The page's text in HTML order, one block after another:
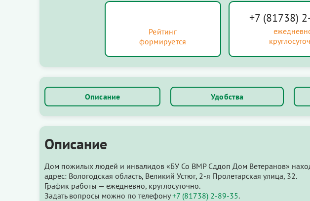
Рейтинг
формируется
+7 (81738)
Описание Удобства
Описание
Дом пожилых людей и инвалидов «БУ Со ВМР Сддоп Дом Ветеранов»
адрес: Вологодская область, Великий Устюг, 2-я Пролетарская улица, 32.
График работы — ежедневно, круглосуточно.
Задать вопросы можно по телефону+7 (81738) 2-89-35.